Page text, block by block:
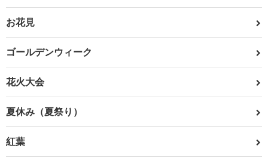
お花見
ゴールデンウィーク
花火大会
夏休み（夏祭り）
紅葉